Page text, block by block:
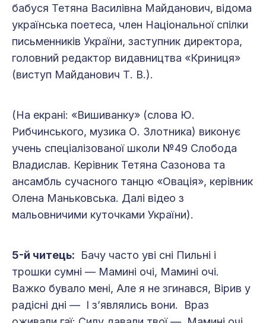
бабуся Тетяна Василівна Майданович, відома
українська поетеса, член Національної спілки
письменників України, заступник директора,
головний редактор видавництва «Криниця»
(виступ Майданович Т. В.).
(На екрані: «Вишиванку» (слова Ю.
Рибчинського, музика О. Злотника) виконує
учень спеціалізованої школи №49 Слобода
Владислав. Керівник Тетяна Сазонова та
ансамбль сучасного танцю «Овація», керівник
Олена Маньковська. Далі відео з
мальовничими куточками України).
5-й читець: Бачу часто уві сні Пильні і
трошки сумні — Мамині очі, Мамині очі.
Важко бувало мені, Але я не згинався, Вірив у
радісні дні — І з’являлись вони. Враз